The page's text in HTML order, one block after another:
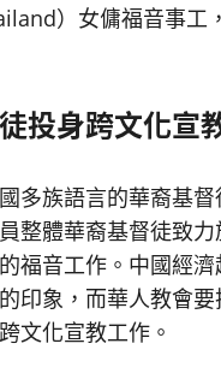
）女傭福音事
投身跨文化宣
族語言的華裔基督
整體華裔基督徒致
福音工作。中國經
印象，而華人教會
文化宣教工作。